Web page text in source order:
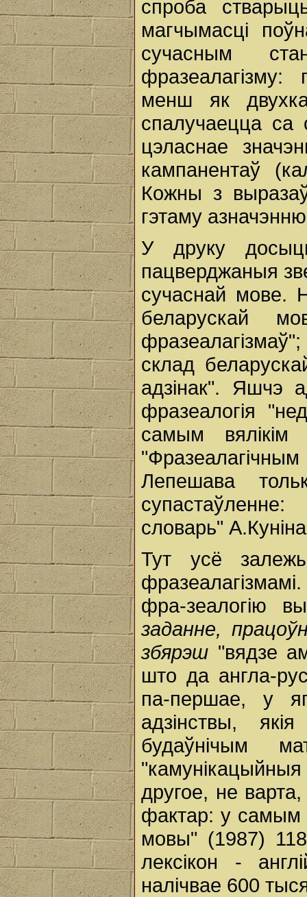
спроба
магчымасці
сучасным
фразеалагізму:
менш як
спалучаецца са
цэласнае
кампанентаў
Кожны з
гэтаму
У друку
пацверджаныя
сучаснай мове.
беларускай
склад
адзінак". Яшчэ
фразеалогія
самым
Лепешава
супастаўленне:
словарь"
Тут усё
фра-зеалогію
заданне,
збярэш "вядзе
што да англа-
па-першае, у
адзінствы,
будаўнічым
другое, не
фактар: у самым
мовы" (1987)
лексікон -
налічвае 600